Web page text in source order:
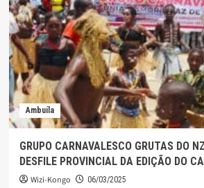
CIDADÃOS
IMPLICADOS
NO
GARIMPO
DE
OURO
Ambuíla
GRUPO CARNAVALESCO GRUTAS DO
DESFILE PROVINCIAL DA EDIÇÃO DO
Wizi-Kongo 06/03/2025